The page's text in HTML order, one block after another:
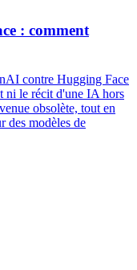
: comment
contre Hugging Face
ni le récit d'une IA hors
obsolète, tout en
des modèles de